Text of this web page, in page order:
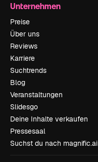
Unternehmen
Preise
Über uns
Reviews
Karriere
Suchtrends
Blog
Veranstaltungen
Slidesgo
Deine Inhalte verkaufen
Pressesaal
Suchst du nach magnific.ai